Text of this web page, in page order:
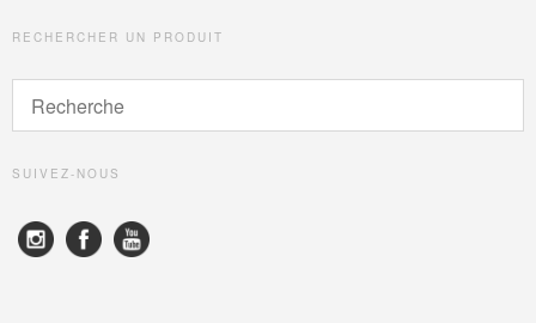
RECHERCHER UN PRODUIT
SUIVEZ-NOUS